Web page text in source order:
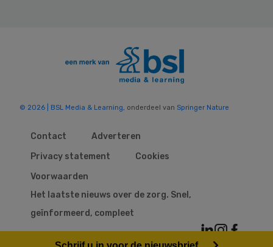
© 2026 | BSL Media & Learning, onderdeel van Springer Nature
Contact
Adverteren
Privacy statement
Cookies
Voorwaarden
Het laatste nieuws over de zorg. Snel,
geïnformeerd, compleet